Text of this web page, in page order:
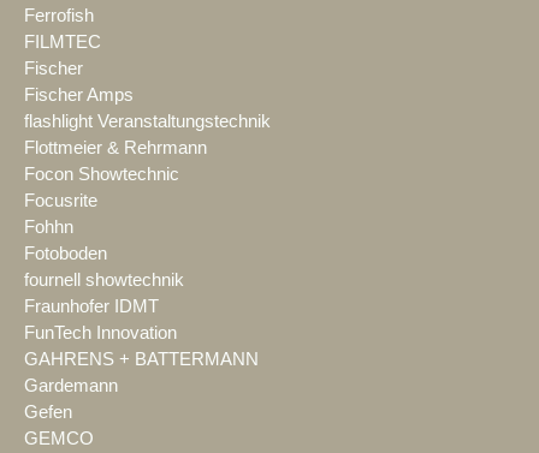
Ferrofish
FILMTEC
Fischer
Fischer Amps
flashlight Veranstaltungstechnik
Flottmeier & Rehrmann
Focon Showtechnic
Focusrite
Fohhn
Fotoboden
fournell showtechnik
Fraunhofer IDMT
FunTech Innovation
GAHRENS + BATTERMANN
Gardemann
Gefen
GEMCO